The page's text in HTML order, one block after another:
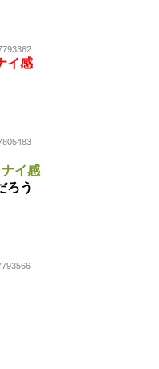
イ感
イ感
ろう